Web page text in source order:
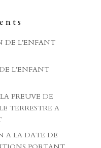
DE L’ENFANT
L’ENFANT
LA PREUVE DE
TERRESTRE A
A LA DATE DE